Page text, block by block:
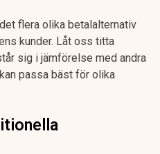
flera olika betalalternativ
kunder. Låt oss titta
sig i jämförelse med andra
passa bäst för olika